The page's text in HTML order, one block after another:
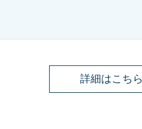
詳細はこちら